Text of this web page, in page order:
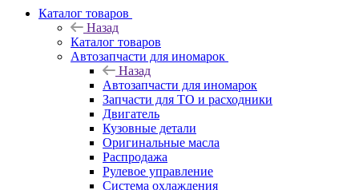
Каталог товаров
Назад
Каталог товаров
Автозапчасти для иномарок
Назад
Автозапчасти для иномарок
Запчасти для ТО и расходники
Двигатель
Кузовные детали
Оригинальные масла
Распродажа
Рулевое управление
Система охлаждения